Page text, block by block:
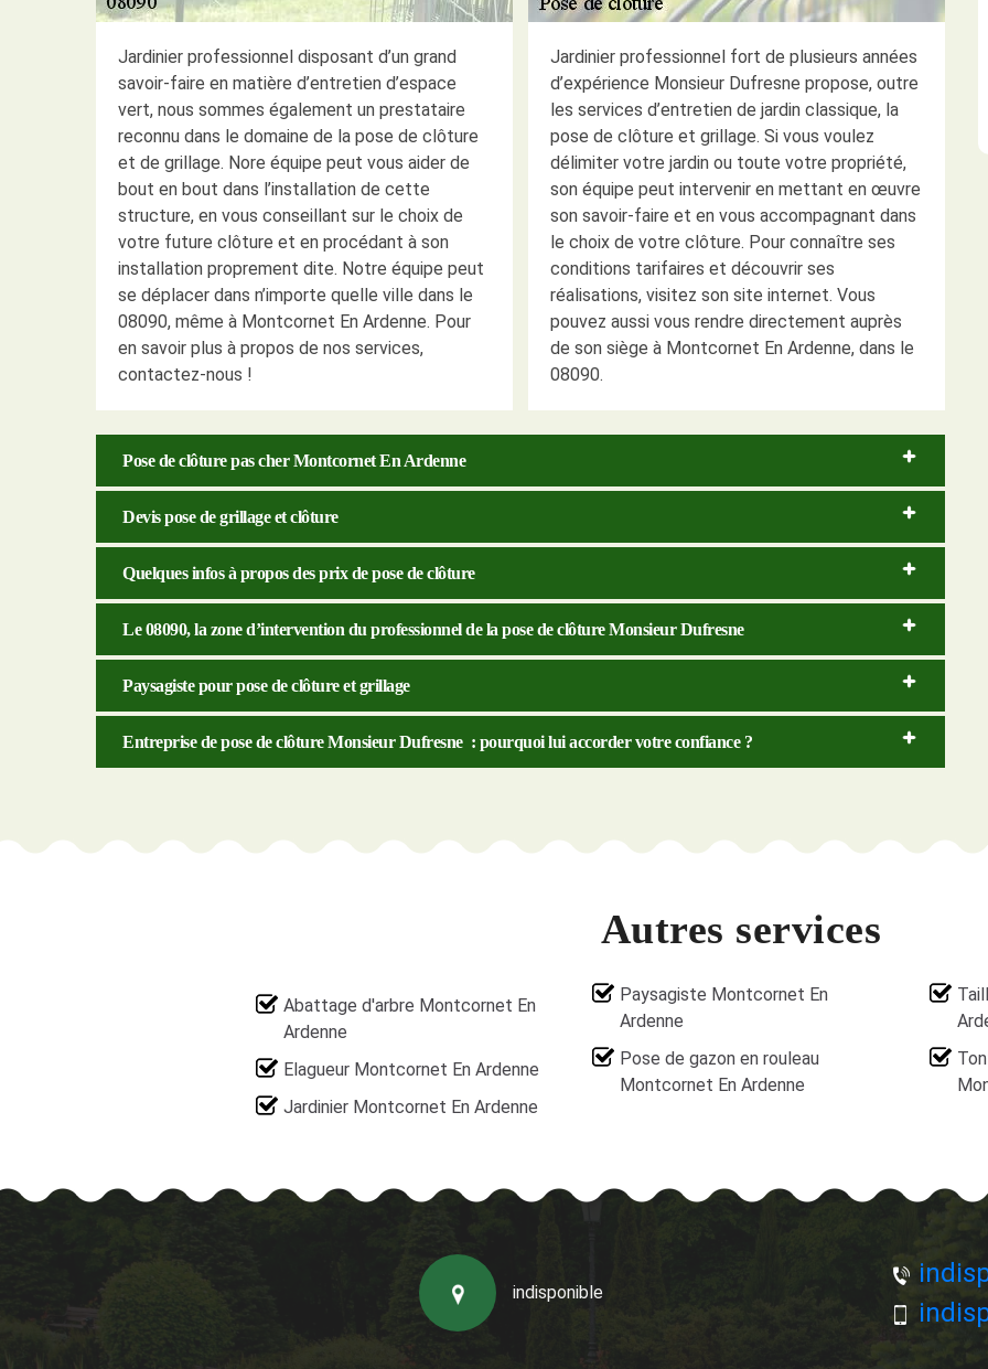
Jardinier professionnel disposant d’un grand
savoir-faire en matière d’entretien d’espace
vert, nous sommes également un prestataire
reconnu dans le domaine de la pose de clôture
et de grillage. Nore équipe peut vous aider de
bout en bout dans l’installation de cette
structure, en vous conseillant sur le choix de
votre future clôture et en procédant à son
installation proprement dite. Notre équipe peut
se déplacer dans n’importe quelle ville dans le
08090, même à Montcornet En Ardenne. Pour
en savoir plus à propos de nos services,
contactez-nous !
Jardinier professionnel fort de plusieurs années
d’expérience Monsieur Dufresne propose, outre
les services d’entretien de jardin classique, la
pose de clôture et grillage. Si vous voulez
délimiter votre jardin ou toute votre propriété,
son équipe peut intervenir en mettant en œuvre
son savoir-faire et en vous accompagnant dans
le choix de votre clôture. Pour connaître ses
conditions tarifaires et découvrir ses
réalisations, visitez son site internet. Vous
pouvez aussi vous rendre directement auprès
de son siège à Montcornet En Ardenne, dans le
08090.
Pose de clôture pas cher Montcornet En Ardenne
Devis pose de grillage et clôture
Quelques infos à propos des prix de pose de clôture
Le 08090, la zone d’intervention du professionnel de la pose de clôture Monsieur Dufresne
Paysagiste pour pose de clôture et grillage
Entreprise de pose de clôture Monsieur Dufresne : pourquoi lui accorder votre confiance ?
Autres services
Abattage d'arbre Montcornet En
Ardenne
Elagueur Montcornet En Ardenne
Jardinier Montcornet En Ardenne
Paysagiste Montcornet En
Ardenne
Pose de gazon en rouleau
Montcornet En Ardenne
indisponible